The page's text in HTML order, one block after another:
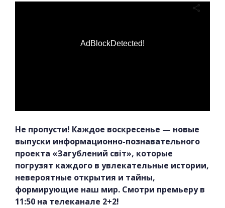
AdBlockDetected!
Не пропусти! Каждое воскресенье — новые
выпуски информационно-познавательного
проекта «Загублений світ», которые
погрузят каждого в увлекательные истории,
невероятные открытия и тайны,
формирующие наш мир. Смотри премьеру в
11:50 на телеканале 2+2!